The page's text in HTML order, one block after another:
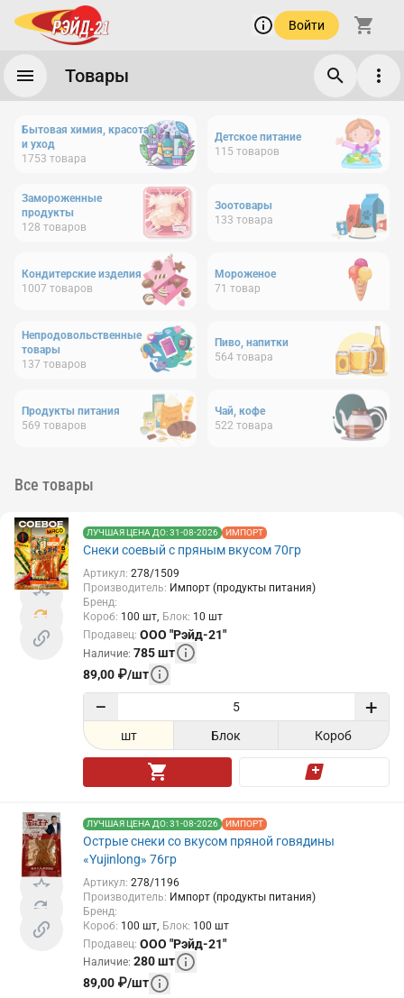
Войти
Товары
Бытовая химия, красота
и уход
1753 товара
Детское питание
115 товаров
Замороженные
продукты
128 товаров
Зоотовары
133 товара
Кондитерские изделия
1007 товаров
Мороженое
71 товар
Непродовольственные
товары
137 товаров
Пиво, напитки
564 товара
Продукты питания
569 товаров
Чай, кофе
522 товара
Все товары
ЛУЧШАЯ ЦЕНА ДО: 31-08-2026 ИМПОРТ
Снеки соевый с пряным вкусом 70гр
Артикул: 278/1509
Производитель: Импорт (продукты питания)
Бренд:
Короб: 100 шт Блок: 10 шт
Продавец: ООО "Рэйд-21"
Наличие: 785шт
89,00 ₽/шт
− +
шт Блок Короб
ЛУЧШАЯ ЦЕНА ДО: 31-08-2026 ИМПОРТ
Острые снеки со вкусом пряной говядины
«Yujinlong» 76гр
Артикул: 278/1196
Производитель: Импорт (продукты питания)
Бренд:
Короб: 100 шт Блок: 100 шт
Продавец: ООО "Рэйд-21"
Наличие: 280шт
89,00 ₽/шт